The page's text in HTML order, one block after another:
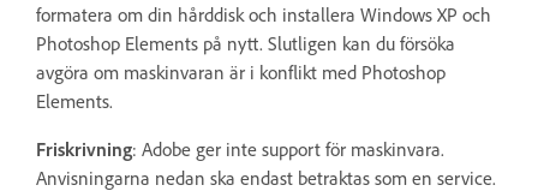
formatera om din hårddisk och installera Windows XP och
Photoshop Elements på nytt. Slutligen kan du försöka
avgöra om maskinvaran är i konflikt med Photoshop
Elements.
Friskrivning: Adobe ger inte support för maskinvara.
Anvisningarna nedan ska endast betraktas som en service.